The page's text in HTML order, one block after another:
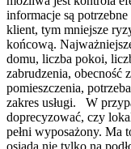
informacje są
klient, tym mniejsze
końcową.
domu, liczba pokoi,
zabrudzenia, obecność
pomieszczenia,
zakres usługi. W
doprecyzować, czy
pełni wyposażony. Ma
osiada nie tylko na